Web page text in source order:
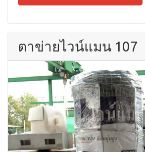
ตาข่ายไวน์แมน 107